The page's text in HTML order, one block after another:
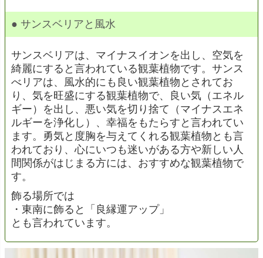
● サンスベリアと風水
サンスベリアは、マイナスイオンを出し、空気を
綺麗にすると言われている観葉植物です。サンス
べリアは、風水的にも良い観葉植物とされてお
り、気を旺盛にする観葉植物で、良い気（エネル
ギー）を出し、悪い気を切り捨て（マイナスエネ
ルギーを浄化し）、幸福をもたらすと言われてい
ます。勇気と度胸を与えてくれる観葉植物とも言
われており、心にいつも迷いがある方や新しい人
間関係がはじまる方には、おすすめな観葉植物で
す。
飾る場所では
・東南に飾ると「良縁運アップ」
とも言われています。